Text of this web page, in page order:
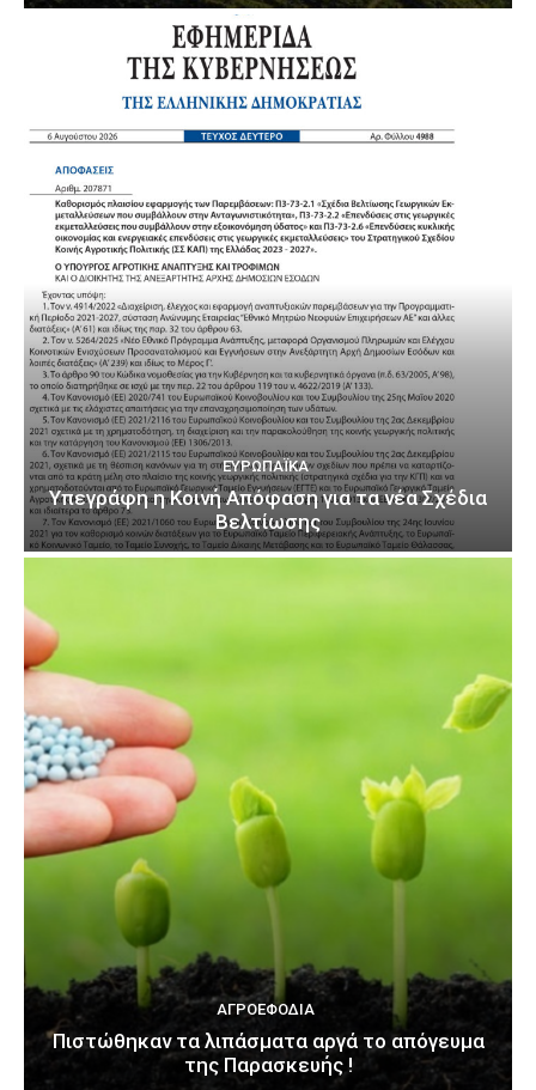
ΕΥΡΩΠΑΪΚΆ
Υπεγράφη η Κοινή Απόφαση για τα νέα Σχέδια
Βελτίωσης
ΑΓΡΟΕΦΌΔΙΑ
Πιστώθηκαν τα λιπάσματα αργά το απόγευμα
της Παρασκευής !